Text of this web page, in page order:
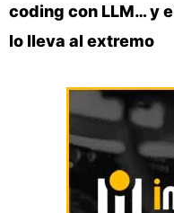
coding con LLM… y
lo lleva al extremo